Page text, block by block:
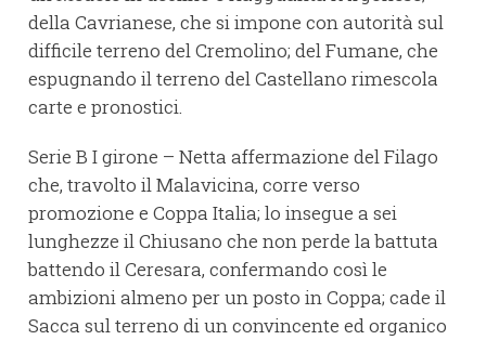
della Cavrianese, che si impone con autorità sul
difficile terreno del Cremolino; del Fumane, che
espugnando il terreno del Castellano rimescola
carte e pronostici.
Serie B I girone – Netta affermazione del Filago
che, travolto il Malavicina, corre verso
promozione e Coppa Italia; lo insegue a sei
lunghezze il Chiusano che non perde la battuta
battendo il Ceresara, confermando così le
ambizioni almeno per un posto in Coppa; cade il
Sacca sul terreno di un convincente ed organico